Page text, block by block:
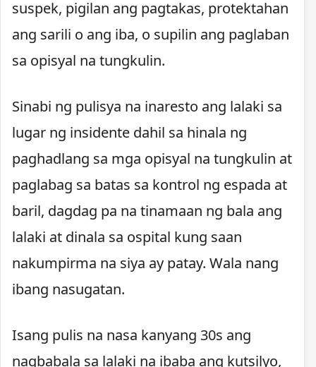
suspek, pigilan ang pagtakas, protektahan
ang sarili o ang iba, o supilin ang paglaban
sa opisyal na tungkulin.
Sinabi ng pulisya na inaresto ang lalaki sa
lugar ng insidente dahil sa hinala ng
paghadlang sa mga opisyal na tungkulin at
paglabag sa batas sa kontrol ng espada at
baril, dagdag pa na tinamaan ng bala ang
lalaki at dinala sa ospital kung saan
nakumpirma na siya ay patay. Wala nang
ibang nasugatan.
Isang pulis na nasa kanyang 30s ang
nagbabala sa lalaki na ibaba ang kutsilyo,